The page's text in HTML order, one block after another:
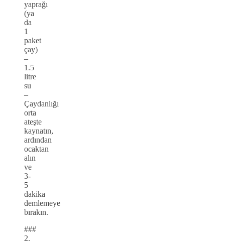
yaprağı
(ya
da
1
paket
çay)
–
1.5
litre
su
–
Çaydanlığı
orta
ateşte
kaynatın,
ardından
ocaktan
alın
ve
3-
5
dakika
demlemeye
bırakın.
###
2.